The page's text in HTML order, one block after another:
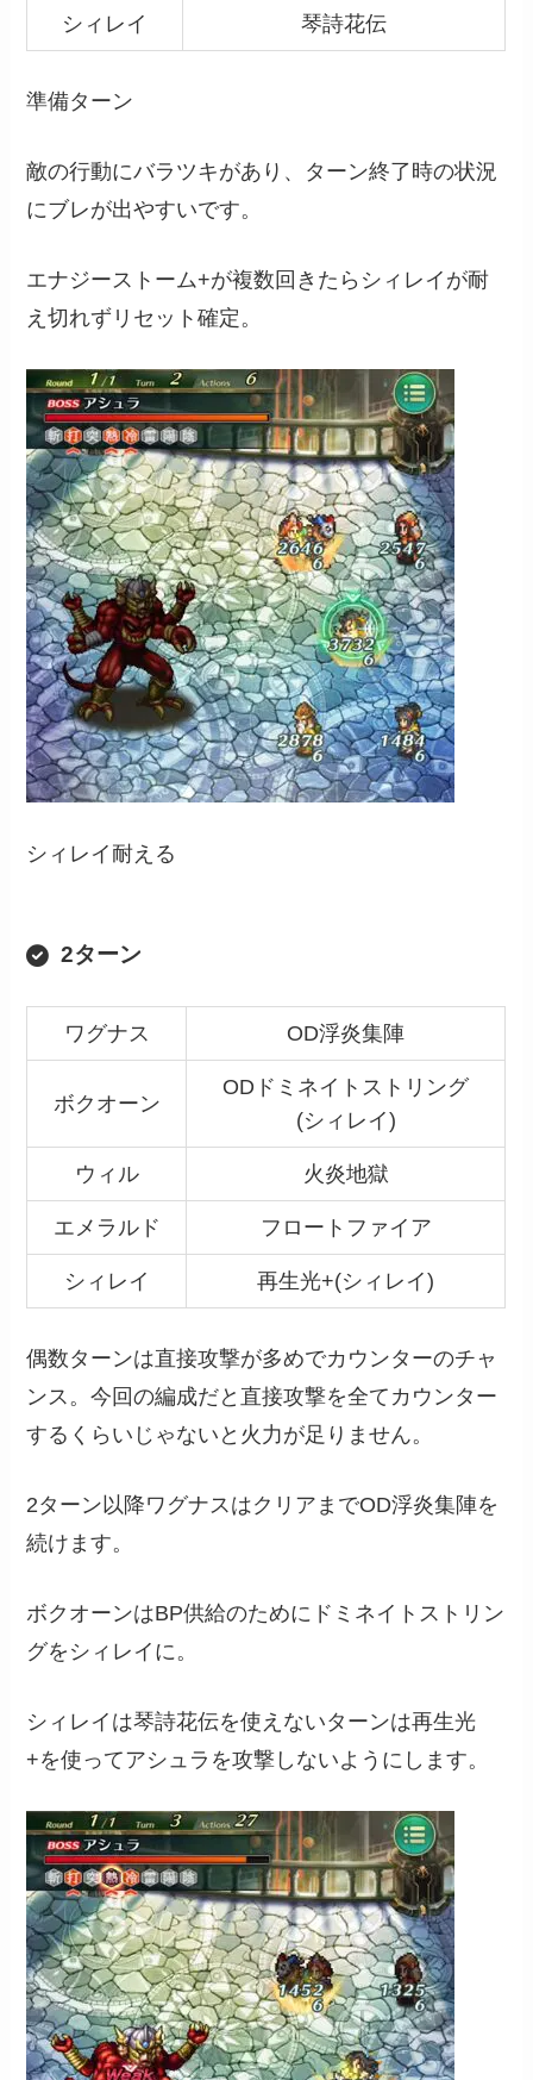
シィレイ 琴詩花伝
準備ターン
敵の行動にバラツキがあり、ターン終了時の状況
にブレが出やすいです。
エナジーストーム+が複数回きたらシィレイが耐
え切れずリセット確定。
シィレイ耐える
2ターン
ワグナス OD浮炎集陣
ボクオーン
ODドミネイトストリング
(シィレイ)
ウィル 火炎地獄
エメラルド フロートファイア
シィレイ 再生光+(シィレイ)
偶数ターンは直接攻撃が多めでカウンターのチャ
ンス。今回の編成だと直接攻撃を全てカウンター
するくらいじゃないと火力が足りません。
2ターン以降ワグナスはクリアまでOD浮炎集陣を
続けます。
ボクオーンはBP供給のためにドミネイトストリン
グをシィレイに。
シィレイは琴詩花伝を使えないターンは再生光
+を使ってアシュラを攻撃しないようにします。